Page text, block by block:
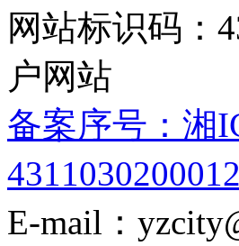
网站标识码：
户网站
备案序号：湘
E-mail：